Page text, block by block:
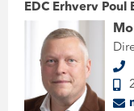
EDC Erhverv Poul